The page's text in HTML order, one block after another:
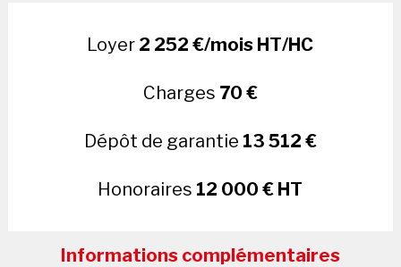
Loyer 2 252 €/mois HT/HC
Charges 70 €
Dépôt de garantie 13 512 €
Honoraires 12 000 € HT
Informations complémentaires